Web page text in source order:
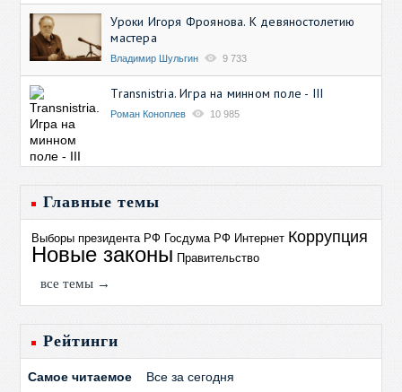
Уроки Игоря Фроянова. К девяностолетию
мастера
Владимир Шульгин 9 733
Transnistria. Игра на минном поле - III
Роман Коноплев 10 985
Главные темы
Выборы президента РФ Госдума РФ Интернет Коррупция
Новые законы Правительство
все темы →
Рейтинги
Самое читаемое Все за сегодня